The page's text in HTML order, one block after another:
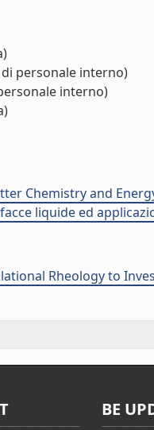
personale interno)
interno)
Chemistry and
liquide ed
Rheology to
BE